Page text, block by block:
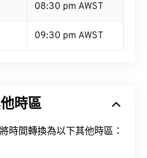
08:30 pm AWST
09:30 pm AWST
時區
時間轉換為以下其他時區：